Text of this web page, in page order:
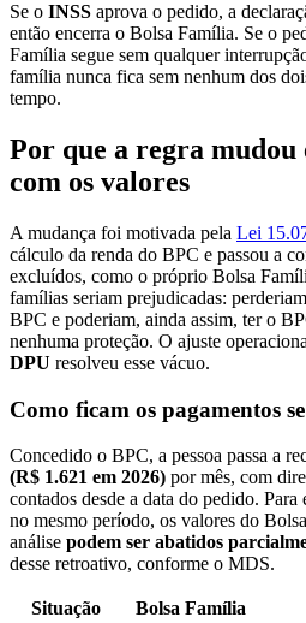
Se o INSS aprova o pedido, a
então encerra o Bolsa Família. Se o
Família segue sem qualquer
família nunca fica sem nenhum dos
tempo.
Por que a regra mudou
com os valores
A mudança foi motivada pela Lei
cálculo da renda do BPC e passou a
excluídos, como o próprio Bolsa
famílias seriam prejudicadas:
BPC e poderiam, ainda assim, ter o
nenhuma proteção. O ajuste
DPU resolveu esse vácuo.
Como ficam os pagamentos
Concedido o BPC, a pessoa passa a
(R$ 1.621 em 2026) por mês, com
contados desde a data do pedido.
no mesmo período, os valores do
análise podem ser abatidos
desse retroativo, conforme o MDS.
Situação Bolsa Família